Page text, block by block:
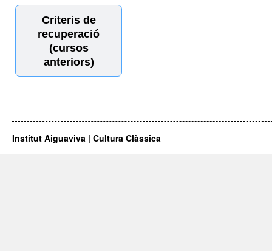
Criteris de
recuperació
(cursos
anteriors)
Institut Aiguaviva | Cultura Clàssica